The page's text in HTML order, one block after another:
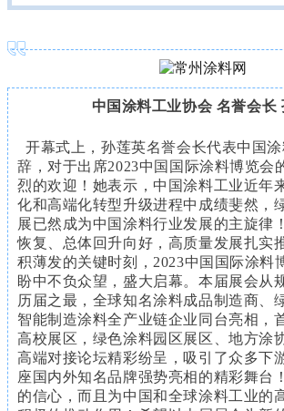
中国涂料工业协会 名誉会长
开幕式上，孙莲英名誉会长代表中国
辞，对于出席2023中国国际涂料博览会
烈的欢迎！她表示，中国涂料工业近年
化和高端化转型升级进程中成绩斐然，
展已然成为中国涂料行业发展的主旋律
恢复、总体回升向好，高质量发展扎实
积薄发的关键时刻，2023中国国际涂料
盼中不负众望，盛大启幕。本届展会从
历届之最，全球知名涂料成品制造商、
智能制造涂料全产业链企业同台亮相，
高校展区，绿色涂料园区展区、地方涂
高端对接论坛精彩纷呈，吸引了众多下
座国内外知名品牌强势亮相的精彩舞台
的信心，而且为中国和全球涂料工业的